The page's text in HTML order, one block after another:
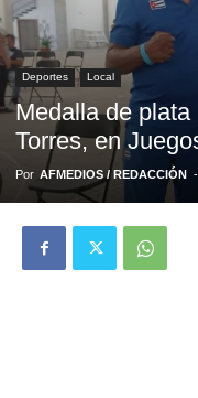
Deportes Local
Medalla de
Torres, en
Por AFMEDIOS / REDACCIÓN -